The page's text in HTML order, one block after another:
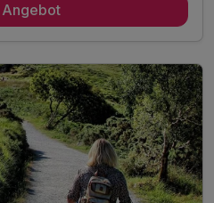
Buffet
Hotel
einem Stück Kuchen
Land**
Saunabereichs
Angebot